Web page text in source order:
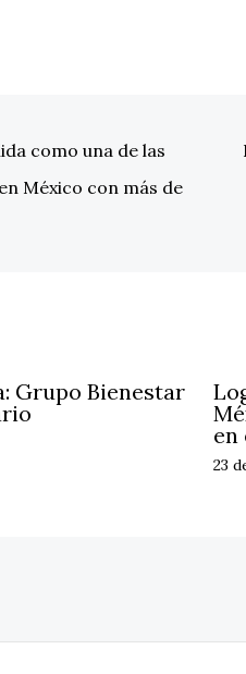
como una de las
México con más de
Grupo Bienestar
en
23